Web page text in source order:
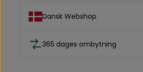
Dansk Webshop
365 dages ombytning